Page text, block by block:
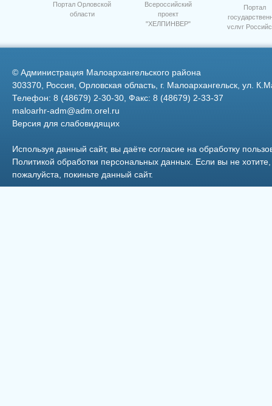
Портал Орловской
области
Всероссийский
проект
"ХЕЛПИНВЕР"
Портал
услуг
© Администрация Малоархангельского района
303370, Россия, Орловская область, г. Малоархангельск, ул.
Телефон: 8 (48679) 2-30-30, Факс: 8 (48679) 2-33-37
maloarhr-adm@adm.orel.ru
Версия для слабовидящих
Используя данный сайт, вы даёте согласие на обработку
Политикой обработки персональных данных . Если вы не
пожалуйста, покиньте данный сайт.